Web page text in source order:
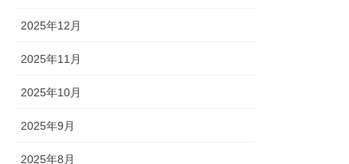
2025年12月
2025年11月
2025年10月
2025年9月
2025年8月